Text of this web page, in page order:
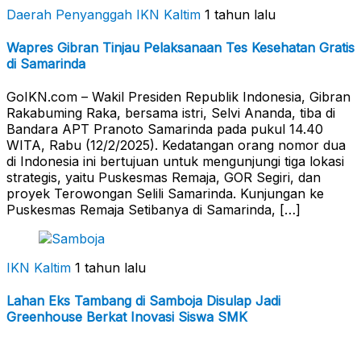
Daerah Penyanggah IKN Kaltim 1 tahun lalu
Wapres Gibran Tinjau Pelaksanaan Tes Kesehatan Gratis
di Samarinda
GoIKN.com – Wakil Presiden Republik Indonesia, Gibran
Rakabuming Raka, bersama istri, Selvi Ananda, tiba di
Bandara APT Pranoto Samarinda pada pukul 14.40
WITA, Rabu (12/2/2025). Kedatangan orang nomor dua
di Indonesia ini bertujuan untuk mengunjungi tiga lokasi
strategis, yaitu Puskesmas Remaja, GOR Segiri, dan
proyek Terowongan Selili Samarinda. Kunjungan ke
Puskesmas Remaja Setibanya di Samarinda, […]
IKN Kaltim 1 tahun lalu
Lahan Eks Tambang di Samboja Disulap Jadi
Greenhouse Berkat Inovasi Siswa SMK